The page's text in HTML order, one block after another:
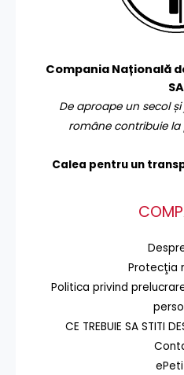
Compania Națională
SA
De aproape un secol
române contribuie la
Calea pentru un
Protecţia
Politica privind
CE TREBUIE SA STITI